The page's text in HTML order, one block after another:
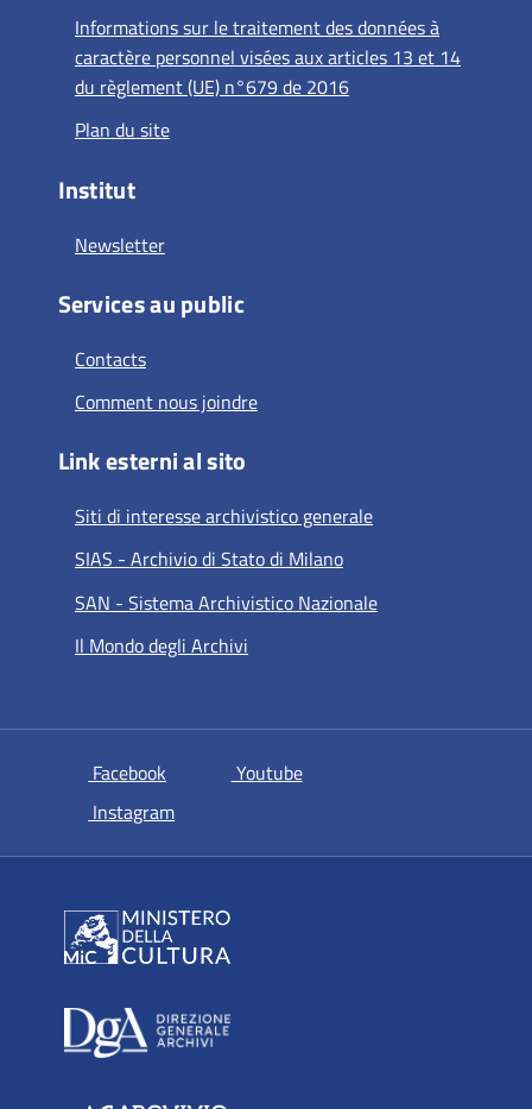
Informations sur le traitement des données à
caractère personnel visées aux articles 13 et 14
du règlement (UE) n°679 de 2016
Plan du site
Institut
Newsletter
Services au public
Contacts
Comment nous joindre
Link esterni al sito
Siti di interesse archivistico generale
SIAS - Archivio di Stato di Milano
SAN - Sistema Archivistico Nazionale
Il Mondo degli Archivi
Facebook si apre in una nuova scheda
Youtubesi apre in una nuova scheda
Instagramsi apre in una nuova scheda